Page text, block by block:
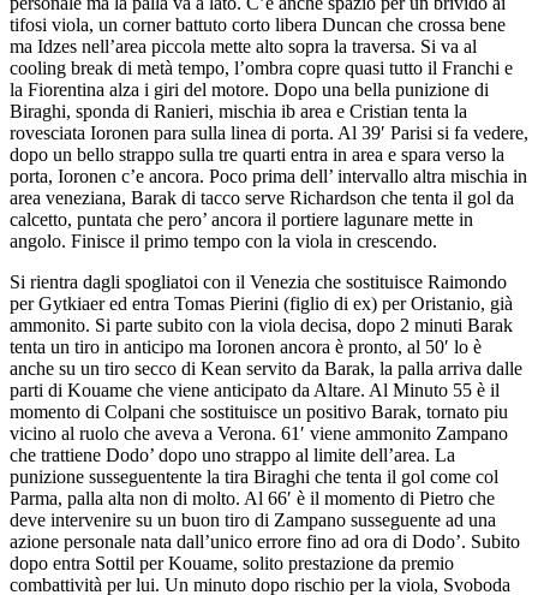
tifosi viola, un corner battuto corto libera Duncan che crossa bene
ma Idzes nell’area piccola mette alto sopra la traversa. Si va al
cooling break di metà tempo, l’ombra copre quasi tutto il Franchi e
la Fiorentina alza i giri del motore. Dopo una bella punizione di
Biraghi, sponda di Ranieri, mischia ib area e Cristian tenta la
rovesciata Ioronen para sulla linea di porta. Al 39′ Parisi si fa vedere,
dopo un bello strappo sulla tre quarti entra in area e spara verso la
porta, Ioronen c’e ancora. Poco prima dell’ intervallo altra mischia in
area veneziana, Barak di tacco serve Richardson che tenta il gol da
calcetto, puntata che pero’ ancora il portiere lagunare mette in
angolo. Finisce il primo tempo con la viola in crescendo.
Si rientra dagli spogliatoi con il Venezia che sostituisce Raimondo
per Gytkiaer ed entra Tomas Pierini (figlio di ex) per Oristanio, già
ammonito. Si parte subito con la viola decisa, dopo 2 minuti Barak
tenta un tiro in anticipo ma Ioronen ancora è pronto, al 50′ lo è
anche su un tiro secco di Kean servito da Barak, la palla arriva dalle
parti di Kouame che viene anticipato da Altare. Al Minuto 55 è il
momento di Colpani che sostituisce un positivo Barak, tornato piu
vicino al ruolo che aveva a Verona. 61′ viene ammonito Zampano
che trattiene Dodo’ dopo uno strappo al limite dell’area. La
punizione susseguentente la tira Biraghi che tenta il gol come col
Parma, palla alta non di molto. Al 66′ è il momento di Pietro che
deve intervenire su un buon tiro di Zampano susseguente ad una
azione personale nata dall’unico errore fino ad ora di Dodo’. Subito
dopo entra Sottil per Kouame, solito prestazione da premio
combattività per lui. Un minuto dopo rischio per la viola, Svoboda